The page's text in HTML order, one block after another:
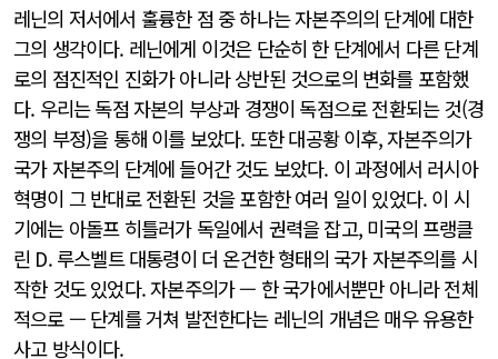
레닌의 저서에서 훌륭한 점 중 하나는 자본주의의 단계에 대한
그의 생각이다. 레닌에게 이것은 단순히 한 단계에서 다른 단계
로의 점진적인 진화가 아니라 상반된 것으로의 변화를 포함했
다. 우리는 독점 자본의 부상과 경쟁이 독점으로 전환되는 것(경
쟁의 부정)을 통해 이를 보았다. 또한 대공황 이후, 자본주의가
국가 자본주의 단계에 들어간 것도 보았다. 이 과정에서 러시아
혁명이 그 반대로 전환된 것을 포함한 여러 일이 있었다. 이 시
기에는 아돌프 히틀러가 독일에서 권력을 잡고, 미국의 프랭클
린 D. 루스벨트 대통령이 더 온건한 형태의 국가 자본주의를 시
작한 것도 있었다. 자본주의가 — 한 국가에서뿐만 아니라 전체
적으로 — 단계를 거쳐 발전한다는 레닌의 개념은 매우 유용한
사고 방식이다.